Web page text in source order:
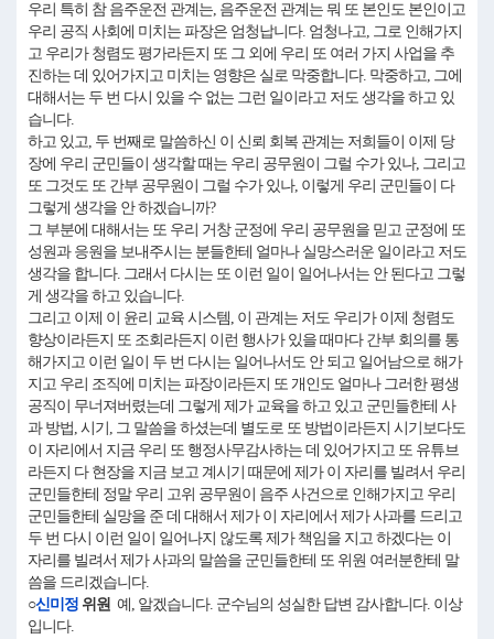
우리 특히 참 음주운전 관계는, 음주운전 관계는 뭐 또 본인도 본인이고
우리 공직 사회에 미치는 파장은 엄청납니다. 엄청나고, 그로 인해가지
고 우리가 청렴도 평가라든지 또 그 외에 우리 또 여러 가지 사업을 추
진하는 데 있어가지고 미치는 영향은 실로 막중합니다. 막중하고, 그에
대해서는 두 번 다시 있을 수 없는 그런 일이라고 저도 생각을 하고 있
습니다.
하고 있고, 두 번째로 말씀하신 이 신뢰 회복 관계는 저희들이 이제 당
장에 우리 군민들이 생각할 때는 우리 공무원이 그럴 수가 있나, 그리고
또 그것도 또 간부 공무원이 그럴 수가 있나, 이렇게 우리 군민들이 다
그렇게 생각을 안 하겠습니까?
그 부분에 대해서는 또 우리 거창 군정에 우리 공무원을 믿고 군정에 또
성원과 응원을 보내주시는 분들한테 얼마나 실망스러운 일이라고 저도
생각을 합니다. 그래서 다시는 또 이런 일이 일어나서는 안 된다고 그렇
게 생각을 하고 있습니다.
그리고 이제 이 윤리 교육 시스템, 이 관계는 저도 우리가 이제 청렴도
향상이라든지 또 조회라든지 이런 행사가 있을 때마다 간부 회의를 통
해가지고 이런 일이 두 번 다시는 일어나서도 안 되고 일어남으로 해가
지고 우리 조직에 미치는 파장이라든지 또 개인도 얼마나 그러한 평생
공직이 무너져버렸는데 그렇게 제가 교육을 하고 있고 군민들한테 사
과 방법, 시기, 그 말씀을 하셨는데 별도로 또 방법이라든지 시기보다도
이 자리에서 지금 우리 또 행정사무감사하는 데 있어가지고 또 유튜브
라든지 다 현장을 지금 보고 계시기 때문에 제가 이 자리를 빌려서 우리
군민들한테 정말 우리 고위 공무원이 음주 사건으로 인해가지고 우리
군민들한테 실망을 준 데 대해서 제가 이 자리에서 제가 사과를 드리고
두 번 다시 이런 일이 일어나지 않도록 제가 책임을 지고 하겠다는 이
자리를 빌려서 제가 사과의 말씀을 군민들한테 또 위원 여러분한테 말
씀을 드리겠습니다.
○신미정 위원 예, 알겠습니다. 군수님의 성실한 답변 감사합니다. 이상
입니다.